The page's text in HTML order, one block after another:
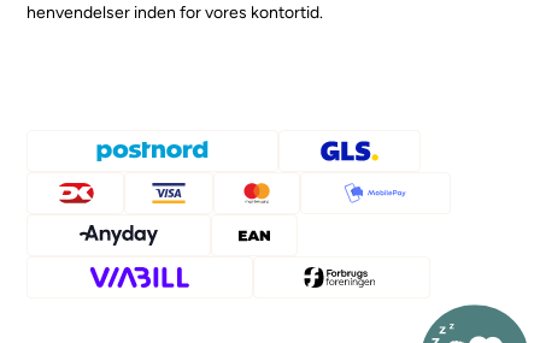
henvendelser inden for vores kontortid.